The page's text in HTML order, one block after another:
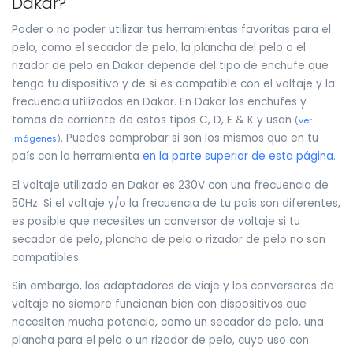
Poder o no poder utilizar tus herramientas favoritas para el
pelo, como el secador de pelo, la plancha del pelo o el
rizador de pelo en Dakar depende del tipo de enchufe que
tenga tu dispositivo y de si es compatible con el voltaje y la
frecuencia utilizados en Dakar. En Dakar los enchufes y
tomas de corriente de estos tipos C, D, E & K y usan (ver
imágenes). Puedes comprobar si son los mismos que en tu
país con la herramienta en la parte superior de esta página.
El voltaje utilizado en Dakar es 230V con una frecuencia de
50Hz. Si el voltaje y/o la frecuencia de tu país son diferentes,
es posible que necesites un conversor de voltaje si tu
secador de pelo, plancha de pelo o rizador de pelo no son
compatibles.
Sin embargo, los adaptadores de viaje y los conversores de
voltaje no siempre funcionan bien con dispositivos que
necesiten mucha potencia, como un secador de pelo, una
plancha para el pelo o un rizador de pelo, cuyo uso con